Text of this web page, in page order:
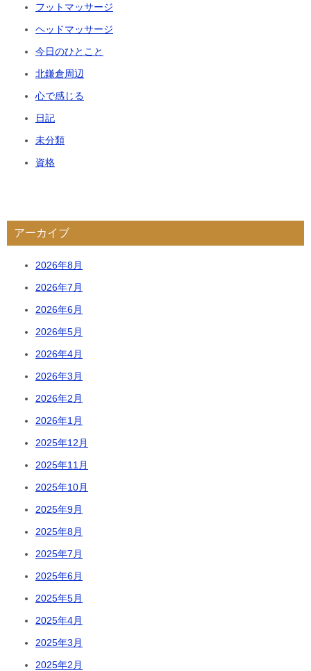
フットマッサージ
ヘッドマッサージ
今日のひとこと
北鎌倉周辺
心で感じる
日記
未分類
資格
アーカイブ
2026年8月
2026年7月
2026年6月
2026年5月
2026年4月
2026年3月
2026年2月
2026年1月
2025年12月
2025年11月
2025年10月
2025年9月
2025年8月
2025年7月
2025年6月
2025年5月
2025年4月
2025年3月
2025年2月